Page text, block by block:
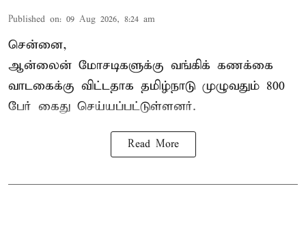
Published on: 09 Aug 2026, 8:24 am
சென்னை,
ஆன்லைன் மோசடிகளுக்கு வங்கிக் கணக்கை
வாடகைக்கு விட்டதாக தமிழ்நாடு முழுவதும் 800
பேர் கைது செய்யப்பட்டுள்ளனர்.
Read More